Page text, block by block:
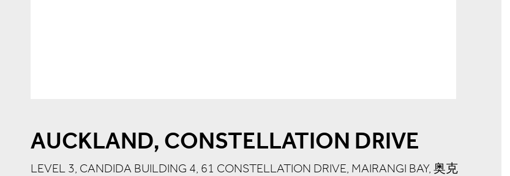
AUCKLAND, CONSTELLATION DRIVE
LEVEL 3, CANDIDA BUILDING 4, 61 CONSTELLATION DRIVE, MAIRANGI BAY, 奥克